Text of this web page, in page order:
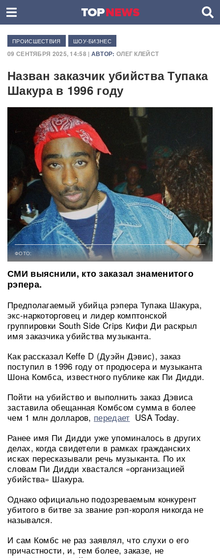
ПРОИСШЕСТВИЯ ШОУ-БИЗНЕС
09 СЕНТЯБРЯ 2025, 14:58 | АВТОР: ОЛЕГ КЛЕЙСТ
Назван заказчик убийства Тупака
Шакура в 1996 году
ФОТО:
СМИ выяснили, кто заказал знаменитого
рэпера.
Предполагаемый убийца рэпера Тупака Шакура,
экс-наркоторговец и лидер комптонской
группировки South Side Crips Кифи Ди раскрыл
имя заказчика убийства музыканта.
Как рассказал Keffe D (Дуэйн Дэвис), заказ
поступил в 1996 году от продюсера и музыканта
Шона Комбса, известного публике как Пи Дидди.
Пойти на убийство и выполнить заказ Дэвиса
заставила обещанная Комбсом сумма в более
чем 1 млн долларов, передает USA Today.
Ранее имя Пи Дидди уже упоминалось в других
делах, когда свидетели в рамках гражданских
исках пересказывали речь музыканта. По их
словам Пи Дидди хвастался «организацией
убийства» Шакура.
Однако официально подозреваемым конкурент
убитого в битве за звание рэп-короля никогда не
назывался.
И сам Комбс не раз заявлял, что слухи о его
причастности, и, тем более, заказе, не